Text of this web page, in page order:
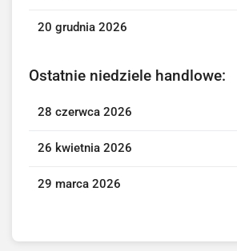
20 grudnia 2026
Ostatnie niedziele handlowe:
28 czerwca 2026
26 kwietnia 2026
29 marca 2026